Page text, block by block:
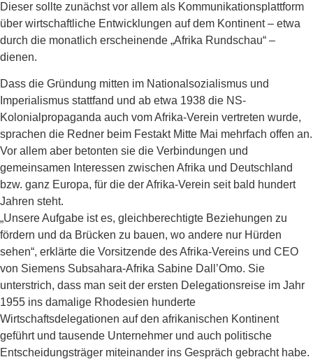
Dieser sollte zunächst vor allem als Kommunikationsplattform
über wirtschaftliche Entwicklungen auf dem Kontinent – etwa
durch die monatlich erscheinende „Afrika Rundschau“ –
dienen.
Dass die Gründung mitten im Nationalsozialismus und
Imperialismus stattfand und ab etwa 1938 die NS-
Kolonialpropaganda auch vom Afrika-Verein vertreten wurde,
sprachen die Redner beim Festakt Mitte Mai mehrfach offen an.
Vor allem aber betonten sie die Verbindungen und
gemeinsamen Interessen zwischen Afrika und Deutschland
bzw. ganz Europa, für die der Afrika-Verein seit bald hundert
Jahren steht.
„Unsere Aufgabe ist es, gleichberechtigte Beziehungen zu
fördern und da Brücken zu bauen, wo andere nur Hürden
sehen“, erklärte die Vorsitzende des Afrika-Vereins und CEO
von Siemens Subsahara-Afrika Sabine Dall’Omo. Sie
unterstrich, dass man seit der ersten Delegationsreise im Jahr
1955 ins damalige Rhodesien hunderte
Wirtschaftsdelegationen auf den afrikanischen Kontinent
geführt und tausende Unternehmer und auch politische
Entscheidungsträger miteinander ins Gespräch gebracht habe.